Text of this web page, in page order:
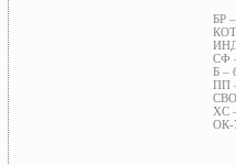
БР
КОТ
ИНД
СФ
Б –
ПП
ХС
ОК-